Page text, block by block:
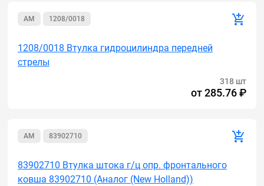
AM 1208/0018
1208/0018 Втулка гидроцилиндра передней
стрелы
318 шт
от285.76 ₽
AM 83902710
83902710 Втулка штока г/ц опр. фронтального
ковша 83902710 (Аналог (New Holland))